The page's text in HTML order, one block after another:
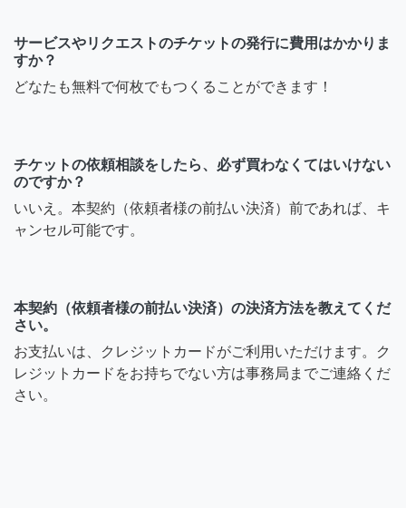
サービスやリクエストのチケットの発行に費用はかかりま
すか？
どなたも無料で何枚でもつくることができます！
チケットの依頼相談をしたら、必ず買わなくてはいけない
のですか？
いいえ。本契約（依頼者様の前払い決済）前であれば、キ
ャンセル可能です。
本契約（依頼者様の前払い決済）の決済方法を教えてくだ
さい。
お支払いは、クレジットカードがご利用いただけます。ク
レジットカードをお持ちでない方は事務局までご連絡くだ
さい。